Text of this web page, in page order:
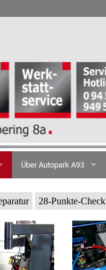
Über Autopark A93
Wir suchen
Impressum
Datenschutzerklärung
28-Punkte-Check